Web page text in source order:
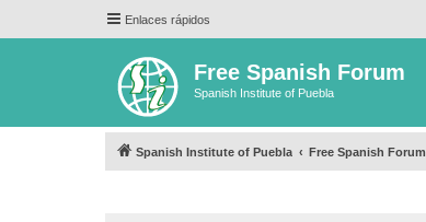
Enlaces rápidos
Free Spanish Forum
Spanish Institute of Puebla
Spanish Institute of Puebla Free Spanish Forum